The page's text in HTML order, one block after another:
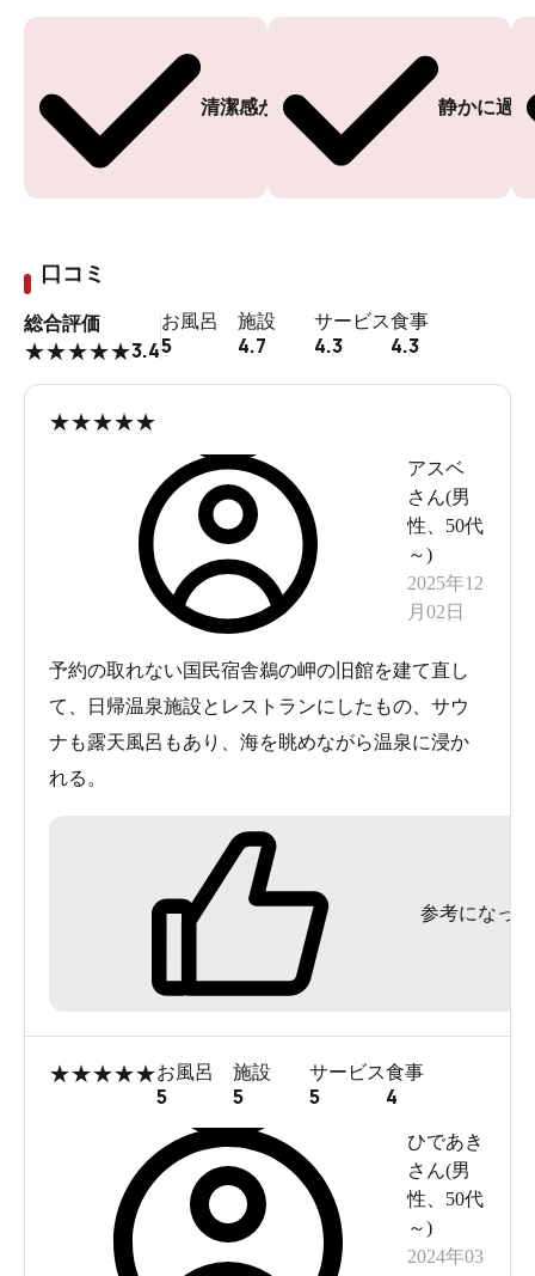
清潔感がある 静かに過
口コミ
総合評価
★★★★★3.4
お風呂
5
施設
4.7
サービス
4.3
食事
4.3
★★★★★
アスベ
さん(男
性
50代
～)
2025年12
月02日
予約の取れない国民宿舎鵜の岬の旧館を建て直し
て、日帰温泉施設とレストランにしたもの、サウ
ナも露天風呂もあり、海を眺めながら温泉に浸か
れる。
参考になった
★★★★★お風呂
5
施設
5
サービス
5
食事
4
ひであき
さん(男
性
50代
～)
2024年03